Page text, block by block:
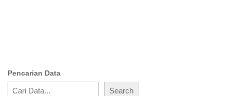
Pencarian Data
Search